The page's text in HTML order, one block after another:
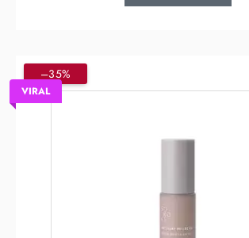
–35%
VIRAL